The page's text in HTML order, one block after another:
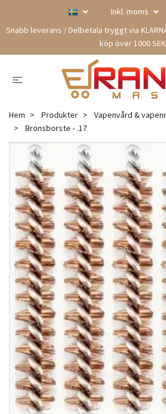
Inkl. moms
Snabb leverans / Delbetala tryggt via
köp över 1000
Hem Produkter
Vapenvård &
Bronsborste - .17